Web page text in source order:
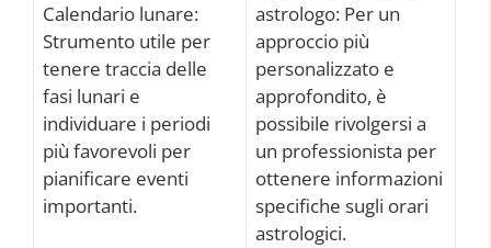
Calendario lunare:
Strumento utile per
tenere traccia delle
fasi lunari e
individuare i periodi
più favorevoli per
pianificare eventi
importanti.
astrologo: Per un
approccio più
personalizzato e
approfondito, è
possibile rivolgersi a
un professionista per
ottenere informazioni
specifiche sugli orari
astrologici.